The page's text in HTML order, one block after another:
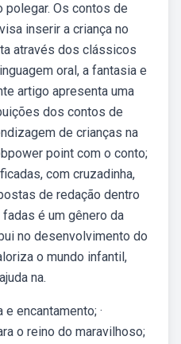
polegar. Os contos de
inserir a criança no
através dos clássicos
oral, a fantasia e
artigo apresenta uma
dos contos de
de crianças na
point com o conto;
com cruzadinha,
de redação dentro
é um gênero da
no desenvolvimento do
o mundo infantil,
na.
encantamento; ·
o reino do maravilhoso;